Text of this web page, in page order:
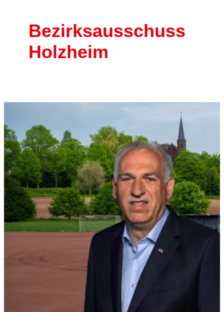
Bezirksausschuss
Holzheim